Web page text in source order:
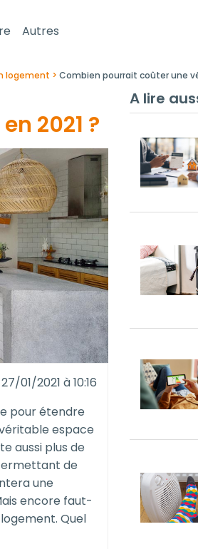
Autres
logement Combien pourrait coûter une
2021 ?
27/01/2021 à 10:16
pour étendre
espace
aussi plus de
de
une
encore faut-
Quel
A lire